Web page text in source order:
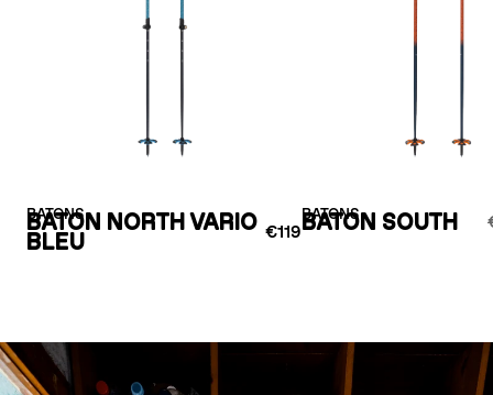
BATONS
BATON NORTH VARIO
BLEU
€119
BATONS
BATON SOUTH